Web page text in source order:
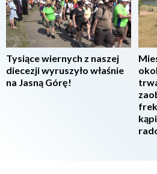
Tysiące wiernych z naszej
diecezji wyruszyło właśnie
na Jasną Górę!